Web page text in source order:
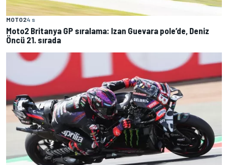
MOTO24 s
Moto2 Britanya GP sıralama: Izan Guevara pole’de, Deniz
Öncü 21. sırada